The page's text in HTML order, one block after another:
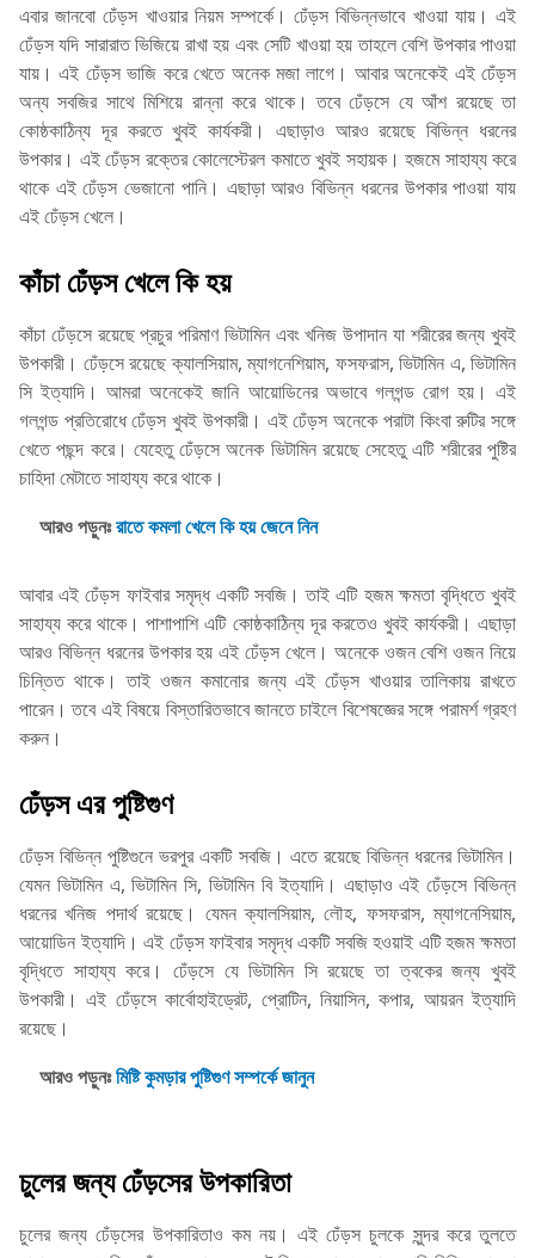
এবার জানবো ঢেঁড়স খাওয়ার নিয়ম সম্পর্কে। ঢেঁড়স বিভিন্নভাবে খাওয়া যায়। এই
ঢেঁড়স যদি সারারাত ভিজিয়ে রাখা হয় এবং সেটি খাওয়া হয় তাহলে বেশি উপকার পাওয়া
যায়। এই ঢেঁড়স ভাজি করে খেতে অনেক মজা লাগে। আবার অনেকেই এই ঢেঁড়স
অন্য সবজির সাথে মিশিয়ে রান্না করে থাকে। তবে ঢেঁড়সে যে আঁশ রয়েছে তা
কোষ্ঠকাঠিন্য দূর করতে খুবই কার্যকরী। এছাড়াও আরও রয়েছে বিভিন্ন ধরনের
উপকার। এই ঢেঁড়স রক্তের কোলেস্টেরল কমাতে খুবই সহায়ক। হজমে সাহায্য করে
থাকে এই ঢেঁড়স ভেজানো পানি। এছাড়া আরও বিভিন্ন ধরনের উপকার পাওয়া যায়
এই ঢেঁড়স খেলে।
কাঁচা ঢেঁড়স খেলে কি হয়
কাঁচা ঢেঁড়সে রয়েছে প্রচুর পরিমাণ ভিটামিন এবং খনিজ উপাদান যা শরীরের জন্য খুবই
উপকারী। ঢেঁড়সে রয়েছে ক্যালসিয়াম, ম্যাগনেশিয়াম, ফসফরাস, ভিটামিন এ, ভিটামিন
সি ইত্যাদি। আমরা অনেকেই জানি আয়োডিনের অভাবে গলগন্ড রোগ হয়। এই
গলগন্ড প্রতিরোধে ঢেঁড়স খুবই উপকারী। এই ঢেঁড়স অনেকে পরাটা কিংবা রুটির সঙ্গে
খেতে পছন্দ করে। যেহেতু ঢেঁড়সে অনেক ভিটামিন রয়েছে সেহেতু এটি শরীরের পুষ্টির
চাহিদা মেটাতে সাহায্য করে থাকে।
আরও পড়ুনঃরাতে কমলা খেলে কি হয় জেনে নিন
আবার এই ঢেঁড়স ফাইবার সমৃদ্ধ একটি সবজি। তাই এটি হজম ক্ষমতা বৃদ্ধিতে খুবই
সাহায্য করে থাকে। পাশাপাশি এটি কোষ্ঠকাঠিন্য দূর করতেও খুবই কার্যকরী। এছাড়া
আরও বিভিন্ন ধরনের উপকার হয় এই ঢেঁড়স খেলে। অনেকে ওজন বেশি ওজন নিয়ে
চিন্তিত থাকে। তাই ওজন কমানোর জন্য এই ঢেঁড়স খাওয়ার তালিকায় রাখতে
পারেন। তবে এই বিষয়ে বিস্তারিতভাবে জানতে চাইলে বিশেষজ্ঞের সঙ্গে পরামর্শ গ্রহণ
করুন।
ঢেঁড়স এর পুষ্টিগুণ
ঢেঁড়স বিভিন্ন পুষ্টিগুনে ভরপুর একটি সবজি। এতে রয়েছে বিভিন্ন ধরনের ভিটামিন।
যেমন ভিটামিন এ, ভিটামিন সি, ভিটামিন বি ইত্যাদি। এছাড়াও এই ঢেঁড়সে বিভিন্ন
ধরনের খনিজ পদার্থ রয়েছে। যেমন ক্যালসিয়াম, লৌহ, ফসফরাস, ম্যাগনেসিয়াম,
আয়োডিন ইত্যাদি। এই ঢেঁড়স ফাইবার সমৃদ্ধ একটি সবজি হওয়াই এটি হজম ক্ষমতা
বৃদ্ধিতে সাহায্য করে। ঢেঁড়সে যে ভিটামিন সি রয়েছে তা ত্বকের জন্য খুবই
উপকারী। এই ঢেঁড়সে কার্বোহাইড্রেট, প্রোটিন, নিয়াসিন, কপার, আয়রন ইত্যাদি
রয়েছে।
আরও পড়ুনঃমিষ্টি কুমড়ার পুষ্টিগুণ সম্পর্কে জানুন
চুলের জন্য ঢেঁড়সের উপকারিতা
চুলের জন্য ঢেঁড়সের উপকারিতাও কম নয়। এই ঢেঁড়স চুলকে সুন্দর করে তুলতে